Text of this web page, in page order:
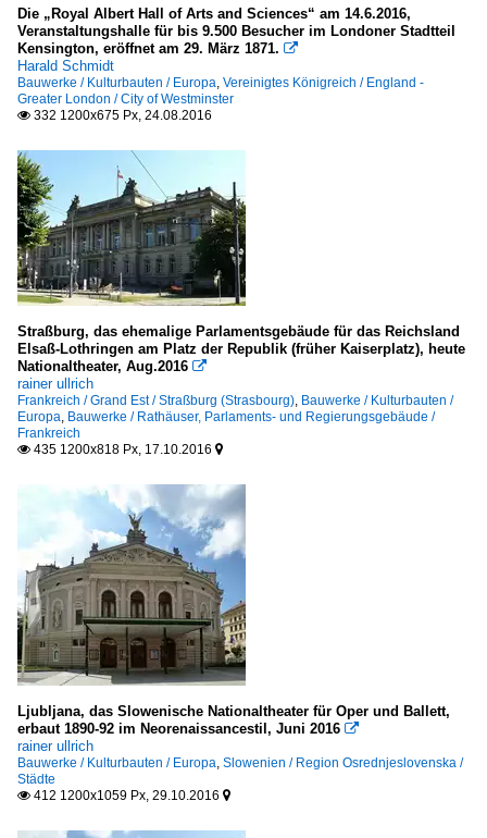
Die „Royal Albert Hall of Arts and Sciences“ am 14.6.2016,
Veranstaltungshalle für bis 9.500 Besucher im Londoner Stadtteil
Kensington, eröffnet am 29. März 1871. 
Harald Schmidt
Bauwerke / Kulturbauten / Europa, Vereinigtes Königreich / England -
Greater London / City of Westminster
 332 1200x675 Px, 24.08.2016
Straßburg, das ehemalige Parlamentsgebäude für das Reichsland
Elsaß-Lothringen am Platz der Republik (früher Kaiserplatz), heute
Nationaltheater, Aug.2016 
rainer ullrich
Frankreich / Grand Est / Straßburg (Strasbourg), Bauwerke / Kulturbauten /
Europa, Bauwerke / Rathäuser, Parlaments- und Regierungsgebäude /
Frankreich
 435 1200x818 Px, 17.10.2016 
Ljubljana, das Slowenische Nationaltheater für Oper und Ballett,
erbaut 1890-92 im Neorenaissancestil, Juni 2016 
rainer ullrich
Bauwerke / Kulturbauten / Europa, Slowenien / Region Osrednjeslovenska /
Städte
 412 1200x1059 Px, 29.10.2016 